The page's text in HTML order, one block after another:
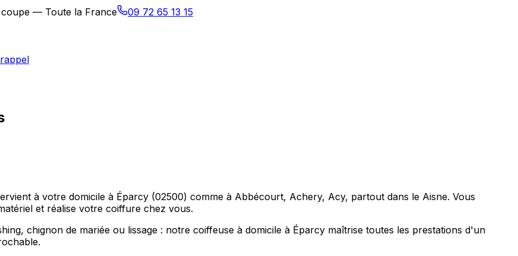
— Toute la France 09 72 65 13 15
à votre domicile à Éparcy (02500) comme à Abbécourt, Achery, Acy, partout dans le Aisne. Vous
et réalise votre coiffure chez vous.
chignon de mariée ou lissage : notre coiffeuse à domicile à Éparcy maîtrise toutes les prestations d'un